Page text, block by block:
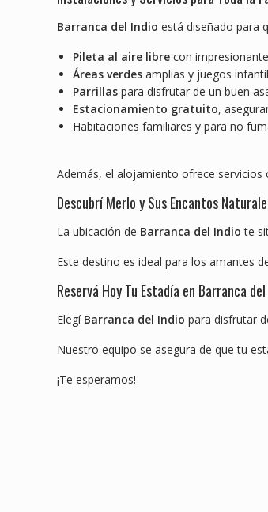
Barranca del Indio está diseñado para
Pileta al aire libre con
Áreas verdes amplias y juegos
Parrillas para disfrutar de un buen
Estacionamiento gratuito,
Habitaciones familiares y para no
Además, el alojamiento ofrece servicios
Descubrí Merlo y Sus Encantos
La ubicación de Barranca del Indio te
Este destino es ideal para los amantes
Reservá Hoy Tu Estadía en Barranca
Elegí Barranca del Indio para disfrutar
Nuestro equipo se asegura de que tu
¡Te esperamos!